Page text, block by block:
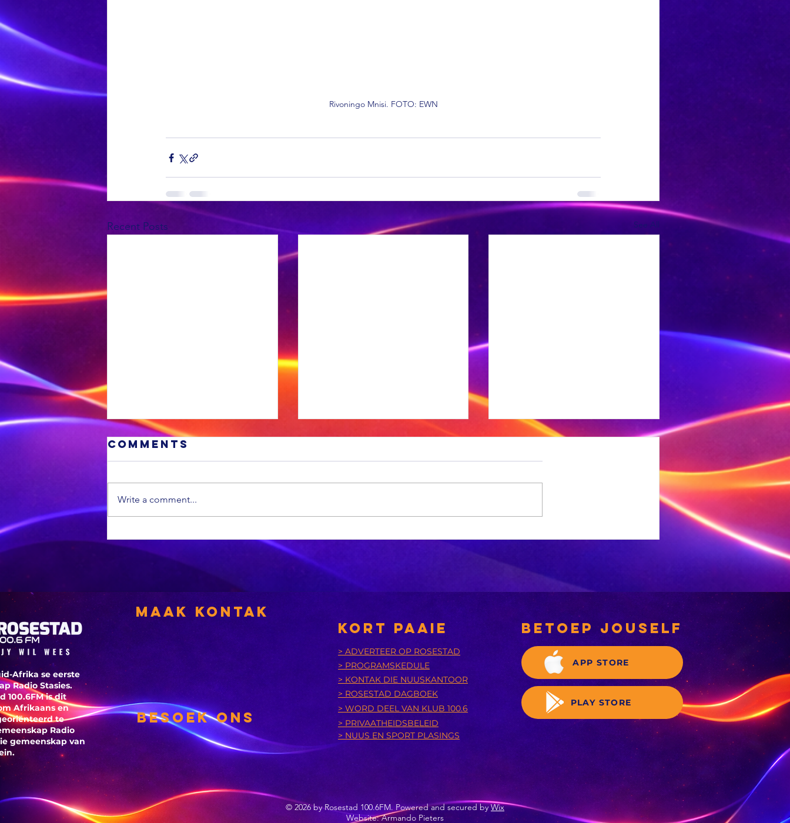
Rivoningo Mnisi. FOTO: EWN
Recent Posts See All
'n VS
munisipaliteit
is die swakste
in die land
Sneeu word in
dele van die VS
verwag
'n Ligte
tref Welkom
Comments
Write a comment...
Afrika se eerste
Radio Stasies.
100.6FM is dit
Afrikaans en
te
Radio
gemeenskap van
Maak Kontak
Besoek ons
betoep jouself
APP STORE
PLAY STORE
KORT PAAIE
> ADVERTEER OP ROSESTAD
> PROGRAMSKEDULE
> KONTAK DIE NUUSKANTOOR
> ROSESTAD DAGBOEK
> WORD DEEL VAN KLUB 100.6
> PRIVAATHEIDSBELEID
> NUUS EN SPORT PLASINGS
© 2026 by Rosestad 100.6FM. Powered and secured byWix
Website: Armando Pieters